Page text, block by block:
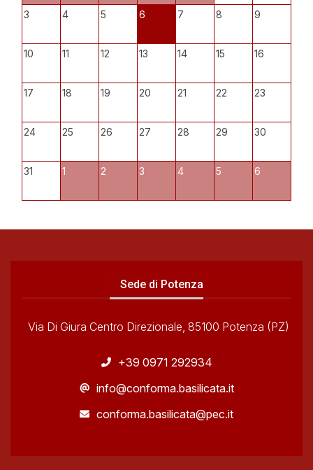
3 4 5 6 7 8 9
10 11 12 13 14 15 16
17 18 19 20 21 22 23
24 25 26 27 28 29 30
31 1 2 3 4 5 6
Sede di Potenza
Via Di Giura Centro Direzionale, 85100 Potenza (PZ)
+39 0971 292934
info@conforma.basilicata.it
conforma.basilicata@pec.it